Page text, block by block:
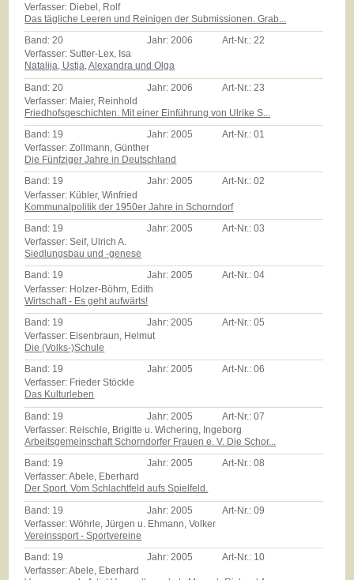
Verfasser: Diebel, Rolf
Das tägliche Leeren und Reinigen der Submissionen. Grab...
Band:20 Jahr:2006 Art-Nr.:22
Verfasser: Sutter-Lex, Isa
Natalija, Ustja, Alexandra und Olga
Band: 20 Jahr: 2006 Art-Nr.: 23
Verfasser: Maier, Reinhold
Friedhofsgeschichten. Mit einer Einführung von Ulrike S...
Band: 19 Jahr:2005 Art-Nr.:01
Verfasser: Zollmann, Günther
Die Fünfziger Jahre in Deutschland
Band: 19 Jahr:2005 Art-Nr.:02
Verfasser: Kübler, Winfried
Kommunalpolitik der 1950er Jahre in Schorndorf
Band: 19 Jahr:2005 Art-Nr.:03
Verfasser: Seif, Ulrich A.
Siedlungsbau und -genese
Band: 19 Jahr:2005 Art-Nr.:04
Verfasser: Holzer-Böhm, Edith
Wirtschaft - Es geht aufwärts!
Band: 19 Jahr: 2005 Art-Nr.:05
Verfasser: Eisenbraun, Helmut
Die (Volks-)Schule
Band: 19 Jahr:2005 Art-Nr.:06
Verfasser: Frieder Stöckle
Das Kulturleben
Band: 19 Jahr: 2005 Art-Nr.:07
Verfasser: Reischle, Brigitte u. Wichering, Ingeborg
Arbeitsgemeinschaft Schorndorfer Frauen e. V. Die Schor...
Band: 19 Jahr:2005 Art-Nr.:08
Verfasser: Abele, Eberhard
Der Sport. Vom Schlachtfeld aufs Spielfeld.
Band: 19 Jahr: 2005 Art-Nr.:09
Verfasser: Wöhrle, Jürgen u. Ehmann, Volker
Vereinssport - Sportvereine
Band: 19 Jahr:2005 Art-Nr.: 10
Verfasser: Abele, Eberhard